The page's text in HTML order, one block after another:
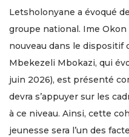
Letsholonyane a évoqué
groupe national. Ime
nouveau dans le dispositif
Mbekezeli Mbokazi, qui
juin 2026), est présenté
devra s’appuyer sur les
à ce niveau. Ainsi, cette
jeunesse sera l’un des